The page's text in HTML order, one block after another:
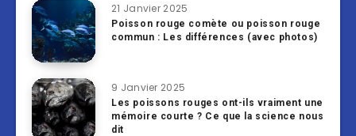
21 Janvier 2025
Poisson rouge comète ou poisson rouge
commun : Les différences (avec photos)
9 Janvier 2025
Les poissons rouges ont-ils vraiment une
mémoire courte ? Ce que la science nous
dit